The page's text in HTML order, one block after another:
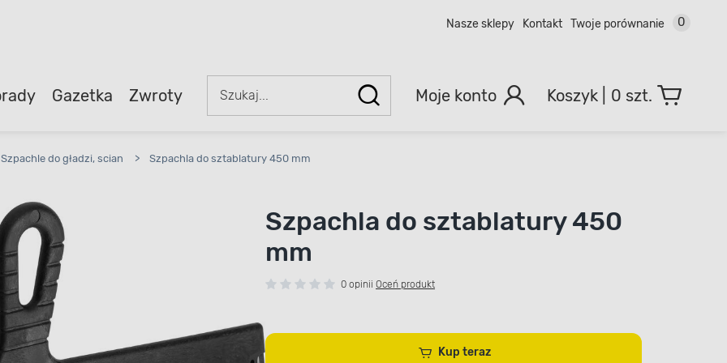
Nasze sklepy Kontakt Twoje porównanie 0
Gazetka Zwroty Moje konto 0 szt.
Szpachle do gładzi, scian > Szpachla do sztablatury 450 mm
Szpachla do sztablatury 450
mm
0 opinii Oceń produkt
Kup teraz